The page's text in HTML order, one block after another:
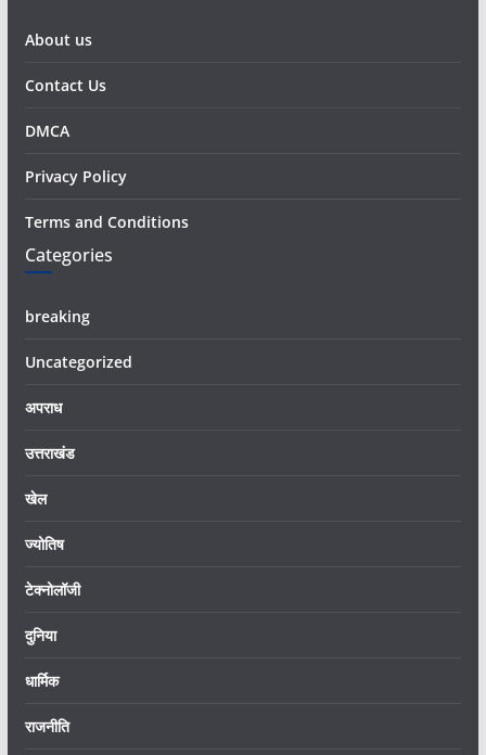
About us
Contact Us
DMCA
Privacy Policy
Terms and Conditions
Categories
breaking
Uncategorized
अपराध
उत्तराखंड
खेल
ज्योतिष
टेक्नोलॉजी
दुनिया
धार्मिक
राजनीति